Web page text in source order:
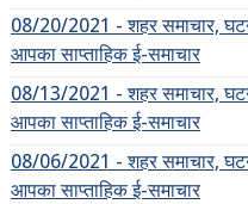
08/20/2021 - शहर समाचार,
आपका साप्ताहिक ई-समाचार
08/13/2021 - शहर समाचार,
आपका साप्ताहिक ई-समाचार
08/06/2021 - शहर समाचार,
आपका साप्ताहिक ई-समाचार